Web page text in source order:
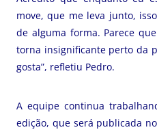
move, que me leva junto,
de alguma forma. Parece
torna insignificante perto da
gosta”, refletiu Pedro.
A equipe continua
edição, que será publicada